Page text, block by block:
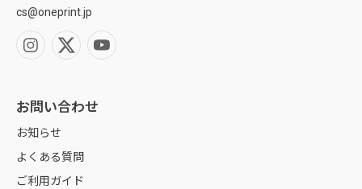
cs@oneprint.jp
お問い合わせ
お知らせ
よくある質問
ご利用ガイド